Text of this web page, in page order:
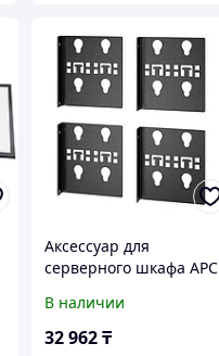
Аксессуар для
серверного шкафа APC
В наличии
32 962 ₸